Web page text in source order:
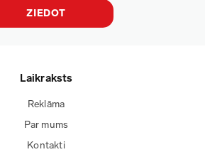
ZIEDOT
Laikraksts
Reklāma
Par mums
Kontakti